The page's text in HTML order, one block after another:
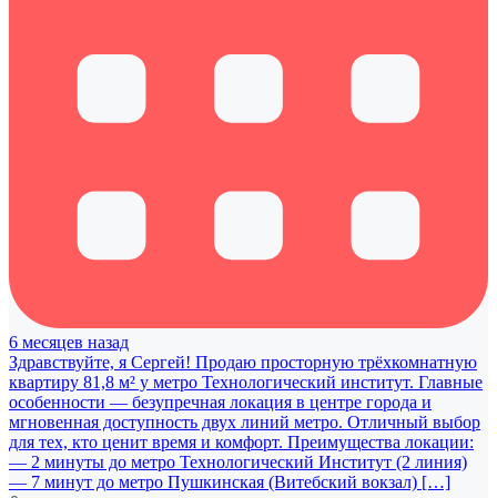
6 месяцев назад
Здравствуйте, я Сергей! Продаю просторную трёхкомнатную
квартиру 81,8 м² у метро Технологический институт. Главные
особенности — безупречная локация в центре города и
мгновенная доступность двух линий метро. Отличный выбор
для тех, кто ценит время и комфорт. Преимущества локации:
— 2 минуты до метро Технологический Институт (2 линия)
— 7 минут до метро Пушкинская (Витебский вокзал) […]